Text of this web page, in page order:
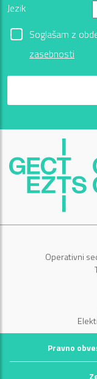
Jezik
Soglašam z
zasebnosti
Operativni
Pravno